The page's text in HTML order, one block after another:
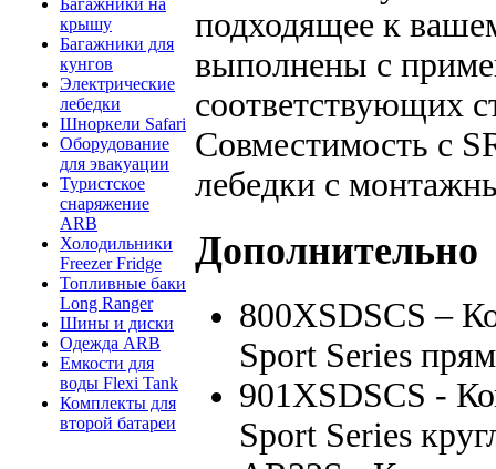
Багажники на
крышу
Багажники для
кунгов
Электрические
лебедки
Шноркели Safari
Оборудование
для эвакуации
Туристское
снаряжение
ARB
Холодильники
Freezer Fridge
Топливные баки
Long Ranger
Шины и диски
Одежда ARB
Емкости для
воды Flexi Tank
Комплекты для
второй батареи
подходящее к
выполнены с
соответствующих
Совместимость с
лебедки с
Дополнительно
800XSDSCS –
Sport Series
901XSDSCS -
Sport Series